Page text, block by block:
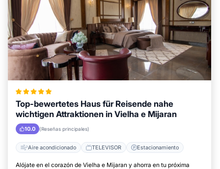
Top-bewertetes Haus für Reisende nahe
wichtigen Attraktionen in Vielha e Mijaran
10.0 (Reseñas principales)
Aire acondicionado TELEVISOR Estacionamiento
Alójate en el corazón de Vielha e Mijaran y ahorra en tu próxima